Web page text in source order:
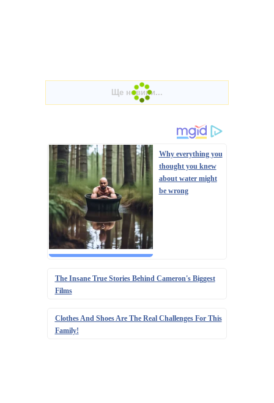
Why everything you
thought you knew
about water might
be wrong
The Insane True Stories Behind Cameron's Biggest
Films
Clothes And Shoes Are The Real Challenges For This
Family!